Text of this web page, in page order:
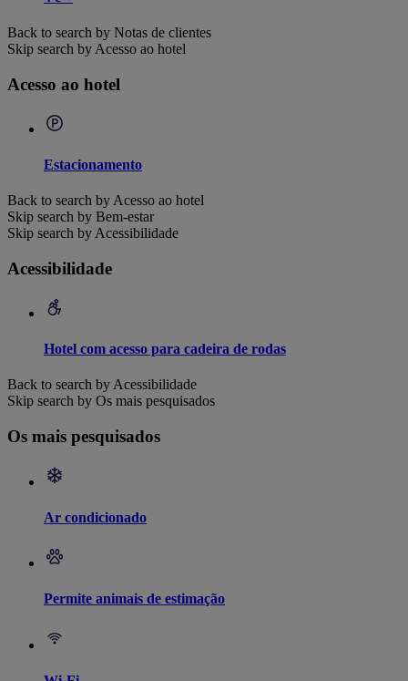
Back to search by Notas de clientes
Skip search by Acesso ao hotel
Acesso ao hotel
Estacionamento
Back to search by Acesso ao hotel
Skip search by Bem-estar
Skip search by Acessibilidade
Acessibilidade
Hotel com acesso para cadeira de rodas
Back to search by Acessibilidade
Skip search by Os mais pesquisados
Os mais pesquisados
Ar condicionado
Permite animais de estimação